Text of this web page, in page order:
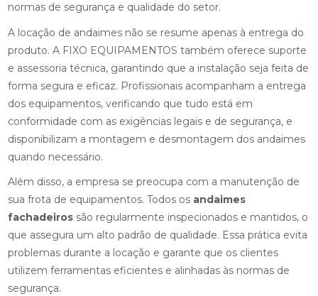
normas de segurança e qualidade do setor.
A locação de andaimes não se resume apenas à entrega do
produto. A FIXO EQUIPAMENTOS também oferece suporte
e assessoria técnica, garantindo que a instalação seja feita de
forma segura e eficaz. Profissionais acompanham a entrega
dos equipamentos, verificando que tudo está em
conformidade com as exigências legais e de segurança, e
disponibilizam a montagem e desmontagem dos andaimes
quando necessário.
Além disso, a empresa se preocupa com a manutenção de
sua frota de equipamentos. Todos os andaimes
fachadeirossão regularmente inspecionados e mantidos, o
que assegura um alto padrão de qualidade. Essa prática evita
problemas durante a locação e garante que os clientes
utilizem ferramentas eficientes e alinhadas às normas de
segurança.